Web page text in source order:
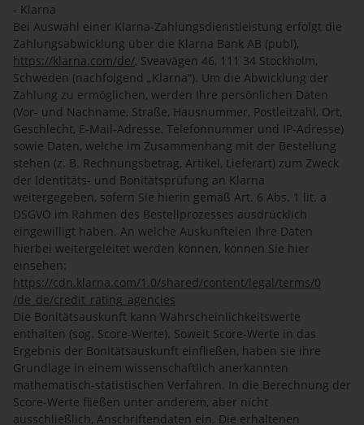
- Klarna
Bei Auswahl einer Klarna-Zahlungsdienstleistung erfolgt die
Zahlungsabwicklung über die Klarna Bank AB (publ),
https://klarna.com/de/, Sveavägen 46, 111 34 Stockholm,
Schweden (nachfolgend „Klarna“). Um die Abwicklung der
Zahlung zu ermöglichen, werden Ihre persönlichen Daten
(Vor- und Nachname, Straße, Hausnummer, Postleitzahl, Ort,
Geschlecht, E-Mail-Adresse, Telefonnummer und IP-Adresse)
sowie Daten, welche im Zusammenhang mit der Bestellung
stehen (z. B. Rechnungsbetrag, Artikel, Lieferart) zum Zweck
der Identitäts- und Bonitätsprüfung an Klarna
weitergegeben, sofern Sie hierin gemäß Art. 6 Abs. 1 lit. a
DSGVO im Rahmen des Bestellprozesses ausdrücklich
eingewilligt haben. An welche Auskunfteien Ihre Daten
hierbei weitergeleitet werden können, können Sie hier
einsehen:
https://cdn.klarna.com/1.0/shared/content/legal/terms/0
/de_de/credit_rating_agencies
Die Bonitätsauskunft kann Wahrscheinlichkeitswerte
enthalten (sog. Score-Werte). Soweit Score-Werte in das
Ergebnis der Bonitätsauskunft einfließen, haben sie ihre
Grundlage in einem wissenschaftlich anerkannten
mathematisch-statistischen Verfahren. In die Berechnung der
Score-Werte fließen unter anderem, aber nicht
ausschließlich, Anschriftendaten ein. Die erhaltenen